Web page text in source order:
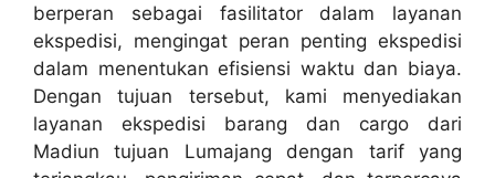
berperan sebagai fasilitator dalam layanan
ekspedisi, mengingat peran penting ekspedisi
dalam menentukan efisiensi waktu dan biaya.
Dengan tujuan tersebut, kami menyediakan
layanan ekspedisi barang dan cargo dari
Madiun tujuan Lumajang dengan tarif yang